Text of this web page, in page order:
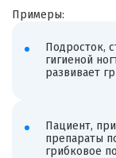
Примеры:
Подросток,
гигиеной
развивает
Пациент,
препараты
грибковое